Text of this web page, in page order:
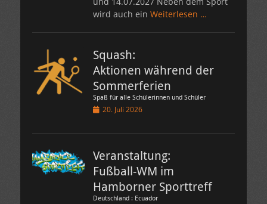
wird auch ein Weiterlesen …
Squash:
Aktionen während der
Sommerferien
Spaß für alle Schülerinnen und Schüler
Veröffentlicht
20. Juli 2026
Veranstaltung:
Fußball-WM im
Hamborner Sporttreff
Deutschland : Ecuador